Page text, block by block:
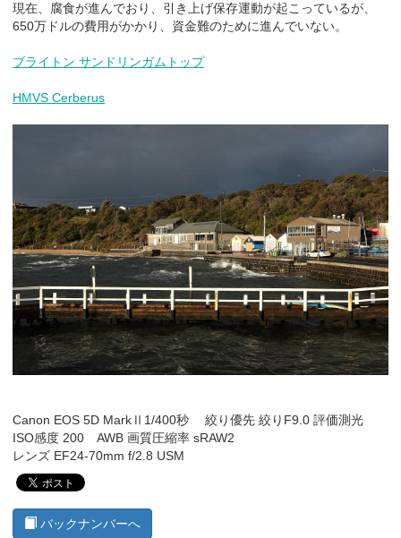
現在、腐食が進んでおり、引き上げ保存運動が起こっているが、
650万ドルの費用がかかり、資金難のために進んでいない。
ブライトン サンドリンガムトップ
HMVS Cerberus
Canon EOS 5D MarkⅡ1/400秒 絞り優先 絞りF9.0 評価測光
ISO感度 200 AWB 画質圧縮率 sRAW2
レンズ EF24-70mm f/2.8 USM
バックナンバーへ